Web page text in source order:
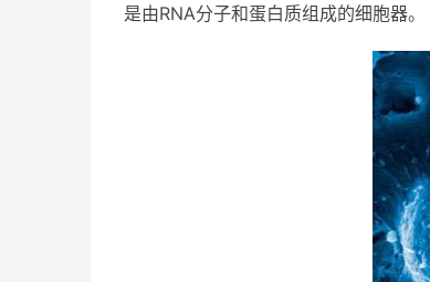
是由RNA分子和蛋白质组成的细胞器。